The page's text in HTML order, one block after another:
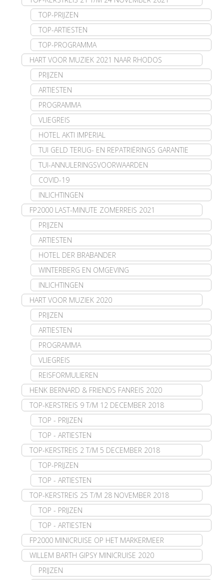
TOP-PRIJZEN
TOP-ARTIESTEN
TOP-PROGRAMMA
HART VOOR MUZIEK 2021 NAAR RHODOS
PRIJZEN
ARTIESTEN
PROGRAMMA
VLIEGREIS
HOTEL AKTI IMPERIAL
TUI GELD TERUG- EN REPATRIËRINGS GARANTIE
TUI-ANNULERINGSVOORWAARDEN
COVID-19
INLICHTINGEN
FP2000 LAST-MINUTE ZOMERREIS 2021
PRIJZEN
ARTIESTEN
HOTEL DER BRABANDER
WINTERBERG EN OMGEVING
INLICHTINGEN
HART VOOR MUZIEK 2020
PRIJZEN
ARTIESTEN
PROGRAMMA
VLIEGREIS
REISFORMULIEREN
HENK BERNARD & FRIENDS FANREIS 2020
TOP-KERSTREIS 9 T/M 12 DECEMBER 2018
TOP - PRIJZEN
TOP - ARTIESTEN
TOP-KERSTREIS 2 T/M 5 DECEMBER 2018
TOP-PRIJZEN
TOP - ARTIESTEN
TOP-KERSTREIS 25 T/M 28 NOVEMBER 2018
TOP - PRIJZEN
TOP - ARTIESTEN
FP2000 MINICRUISE OP HET MARKERMEER
WILLEM BARTH GIPSY MINICRUISE 2020
PRIJZEN